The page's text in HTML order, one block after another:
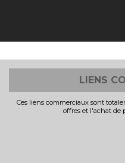
LIENS
Ces liens commerciaux sont
offres et l'achat de